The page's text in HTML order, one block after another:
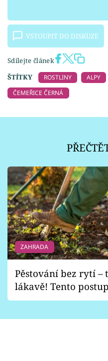
VSTOUPIT DO DISKUZE
Sdílejte článek
ŠTÍTKY
ROSTLINY ALPY
ČEMEŘICE ČERNÁ
ZAHRADA
Pěstování bez rytí –
lákavě! Tento
vhodný jen pro